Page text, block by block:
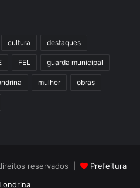
cultura destaques
FEL guarda municipal
mulher obras
reservados |
Prefeitura